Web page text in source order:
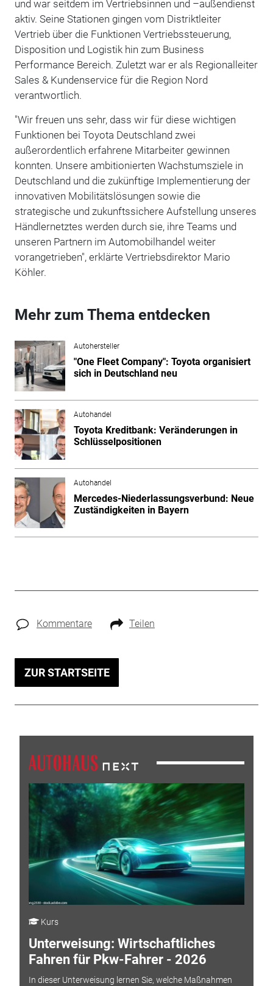
und war seitdem im Vertriebsinnen und –außendienst
aktiv. Seine Stationen gingen vom Distriktleiter
Vertrieb über die Funktionen Vertriebssteuerung,
Disposition und Logistik hin zum Business
Performance Bereich. Zuletzt war er als Regionalleiter
Sales & Kundenservice für die Region Nord
verantwortlich.
"Wir freuen uns sehr, dass wir für diese wichtigen
Funktionen bei Toyota Deutschland zwei
außerordentlich erfahrene Mitarbeiter gewinnen
konnten. Unsere ambitionierten Wachstumsziele in
Deutschland und die zukünftige Implementierung der
innovativen Mobilitätslösungen sowie die
strategische und zukunftssichere Aufstellung unseres
Händlernetztes werden durch sie, ihre Teams und
unseren Partnern im Automobilhandel weiter
vorangetrieben", erklärte Vertriebsdirektor Mario
Köhler.
Mehr zum Thema entdecken
Autohersteller
"One Fleet Company": Toyota organisiert
sich in Deutschland neu
Autohandel
Toyota Kreditbank: Veränderungen in
Schlüsselpositionen
Autohandel
Mercedes-Niederlassungsverbund: Neue
Zuständigkeiten in Bayern
Kommentare Teilen
ZUR STARTSEITE
Kurs
Unterweisung: Wirtschaftliches
Fahren für Pkw-Fahrer - 2026
In dieser Unterweisung lernen Sie, welche Maßnahmen